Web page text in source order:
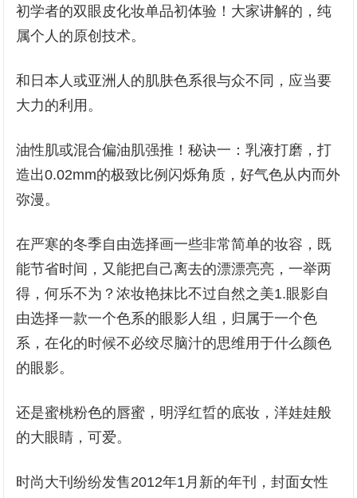
初学者的双眼皮化妆单品初体验！大家讲解的，纯
属个人的原创技术。
和日本人或亚洲人的肌肤色系很与众不同，应当要
大力的利用。
油性肌或混合偏油肌强推！秘诀一：乳液打磨，打
造出0.02mm的极致比例闪烁角质，好气色从内而外
弥漫。
在严寒的冬季自由选择画一些非常简单的妆容，既
能节省时间，又能把自己离去的漂漂亮亮，一举两
得，何乐不为？浓妆艳抹比不过自然之美1.眼影自
由选择一款一个色系的眼影人组，归属于一个色
系，在化的时候不必绞尽脑汁的思维用于什么颜色
的眼影。
还是蜜桃粉色的唇蜜，明浮红晢的底妆，洋娃娃般
的大眼睛，可爱。
时尚大刊纷纷发售2012年1月新的年刊，封面女性